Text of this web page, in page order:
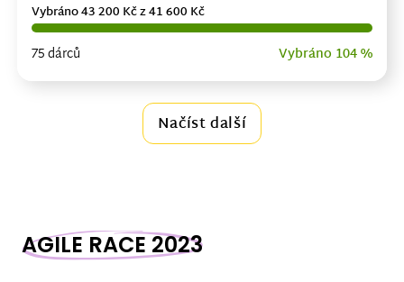
75 dárců Vybráno 104 %
Vybráno 43 200 Kč z 41 600 Kč
Načíst další
AGILE RACE 2023